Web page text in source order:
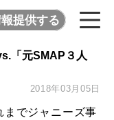
提供する
「元SMAP３人
2018年03月05日
でジャニーズ事